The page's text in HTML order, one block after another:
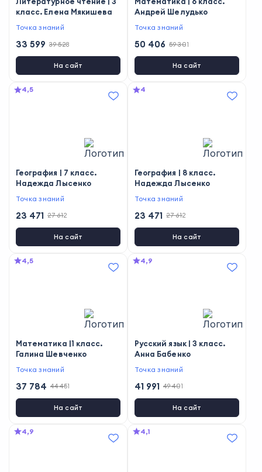
класс. Елена Мякишева
Точка знаний
33 599 39 528
На сайт
Андрей Шелудько
Точка знаний
50 406 59 301
На сайт
4,5
География | 7 класс.
Надежда Лысенко
Точка знаний
23 471 27 612
На сайт
4
География | 8 класс.
Надежда Лысенко
Точка знаний
23 471 27 612
На сайт
4,5
Математика |1 класс.
Галина Шевченко
Точка знаний
37 784 44 451
На сайт
4,9
Русский язык | 3 класс.
Анна Бабенко
Точка знаний
41 991 49 401
На сайт
4,9 4,1